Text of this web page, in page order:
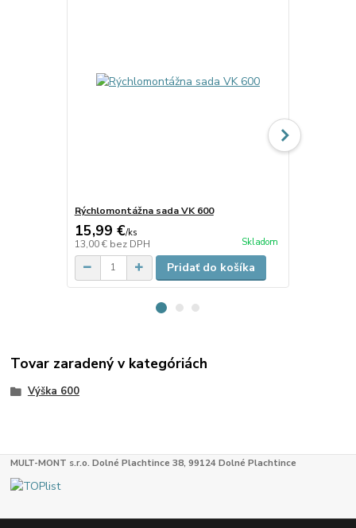
Rýchlomontážna sada VK 600
15,99 €/ks
13,00 € bez DPH Skladom
Pridať do košíka
Tovar zaradený v kategóriách
Výška 600
MULT-MONT s.r.o. Dolné Plachtince 38, 99124 Dolné Plachtince